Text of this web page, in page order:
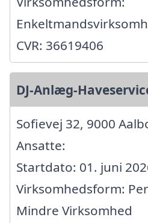
CVR: 36619406
DJ-Anlæg-
Sofievej 32, 9000
Ansatte:
Startdato: 01. juni
Virksomhedsform:
Mindre Virksomhed